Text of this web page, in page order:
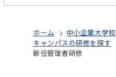
ホーム 中小企業大学校
キャンパスの研修を探す
新任管理者研修